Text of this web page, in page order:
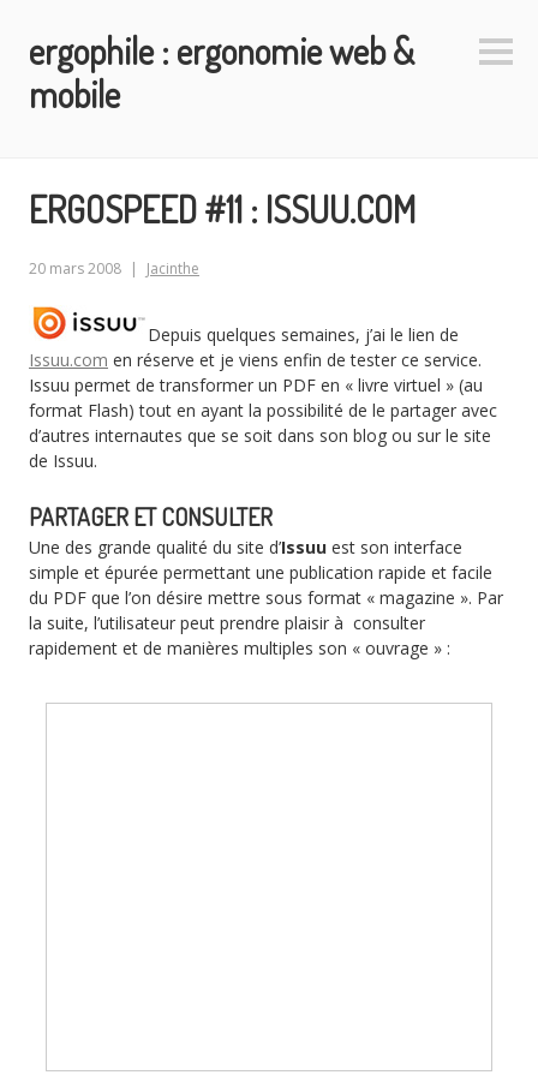
contenu
principal
ergophile : ergonomie web &
mobile
ERGOSPEED #11 : ISSUU.COM
20 mars 2008 Jacinthe
Depuis quelques semaines, j’ai le lien de
Issuu.com en réserve et je viens enfin de tester ce service.
Issuu permet de transformer un PDF en « livre virtuel » (au
format Flash) tout en ayant la possibilité de le partager avec
d’autres internautes que se soit dans son blog ou sur le site
de Issuu.
PARTAGER ET CONSULTER
Une des grande qualité du site d’Issuu est son interface
simple et épurée permettant une publication rapide et facile
du PDF que l’on désire mettre sous format « magazine ». Par
la suite, l’utilisateur peut prendre plaisir à consulter
rapidement et de manières multiples son « ouvrage » :